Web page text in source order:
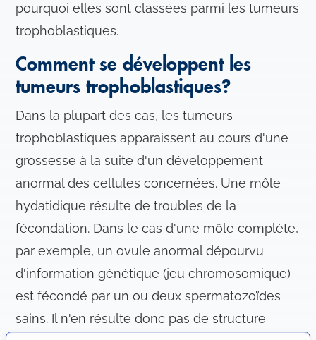
pourquoi elles sont classées parmi les tumeurs
trophoblastiques.
Comment se développent les
tumeurs trophoblastiques?
Dans la plupart des cas, les tumeurs
trophoblastiques apparaissent au cours d'une
grossesse à la suite d'un développement
anormal des cellules concernées. Une môle
hydatidique résulte de troubles de la
fécondation. Dans le cas d'une môle complète,
par exemple, un ovule anormal dépourvu
d'information génétique (jeu chromosomique)
est fécondé par un ou deux spermatozoïdes
sains. Il n'en résulte donc pas de structure